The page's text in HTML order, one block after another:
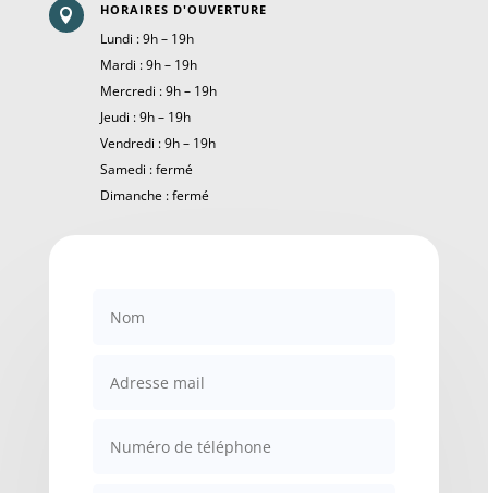
 HORAIRES D'OUVERTURE
Lundi : 9h – 19h
Mardi : 9h – 19h
Mercredi : 9h – 19h
Jeudi : 9h – 19h
Vendredi : 9h – 19h
Samedi : fermé
Dimanche : fermé